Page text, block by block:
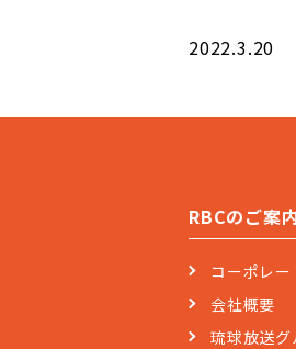
2022.3.20
RBCのご案内
コーポレー
会社概要
琉球放送グ